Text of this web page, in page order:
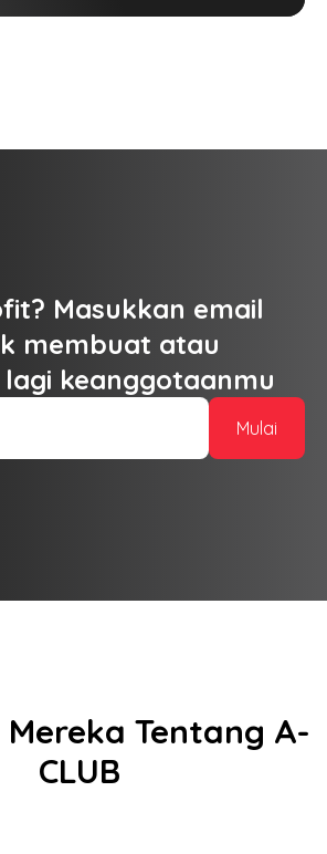
Masukkan email
membuat atau
keanggotaanmu
Mulai
Tentang A-
CLUB